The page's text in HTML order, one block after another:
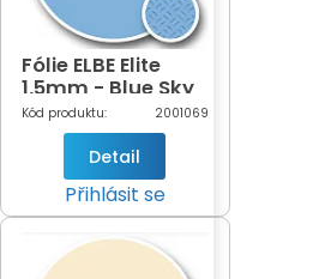
Fólie ELBE Elite
1,5mm - Blue Sky
šíře 1,65m (světle
modrá-602)
Kód produktu: 2001069
Detail
Přihlásit se